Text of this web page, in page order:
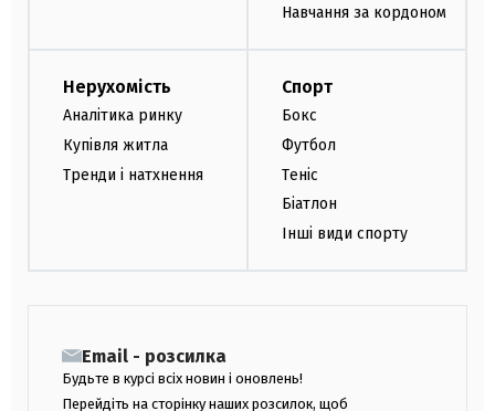
Навчання за кордоном
Нерухомість
Аналітика ринку
Купівля житла
Тренди і натхнення
Спорт
Бокс
Футбол
Теніс
Біатлон
Інші види спорту
Email - розсилка
Будьте в курсі всіх новин і оновлень!
Перейдіть на сторінку наших розсилок, щоб